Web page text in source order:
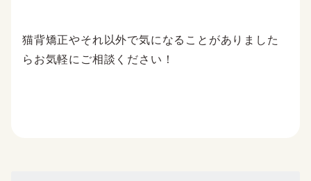
猫背矯正やそれ以外で気になることがありました
らお気軽にご相談ください！